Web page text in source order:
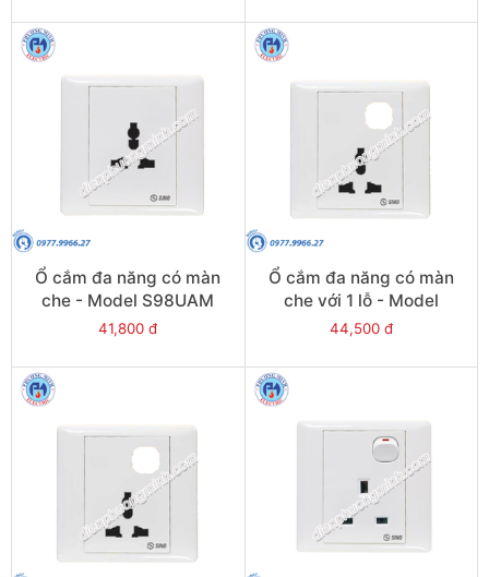
Ổ cắm đa năng có màn
che - Model S98UAM
41,800 đ
Ổ cắm đa năng có màn
che với 1 lỗ - Model
S986UAMX
44,500 đ